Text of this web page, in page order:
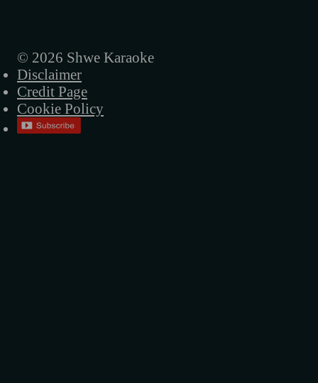
© 2026 Shwe Karaoke
Disclaimer
Credit Page
Cookie Policy